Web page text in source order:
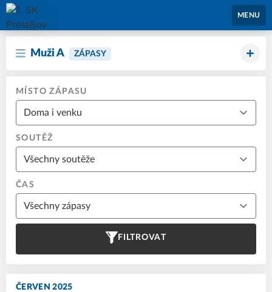
1. SK Prostějov
MENU
Muži A ZÁPASY
MÍSTO ZÁPASU
SOUTĚŽ
ČAS
FILTROVAT
ČERVEN 2025